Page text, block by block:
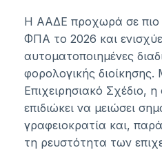
Η ΑΑΔΕ προχωρά σε πιο
ΦΠΑ το 2026 και
αυτοματοποιημένες
φορολογικής
Επιχειρησιακό Σχέδιο,
επιδιώκει να μειώσει
γραφειοκρατία και,
τη ρευστότητα των